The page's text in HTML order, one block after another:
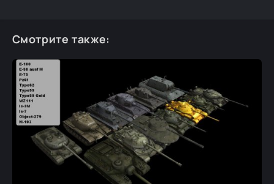
Смотрите также: